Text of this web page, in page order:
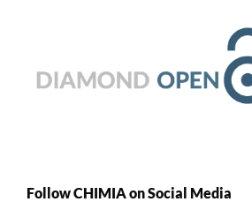
Follow CHIMIA on Social Media